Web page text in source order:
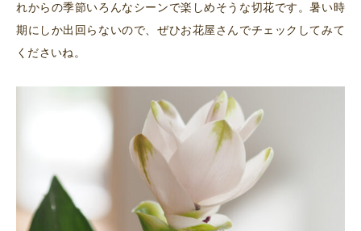
れからの季節いろんなシーンで楽しめそうな切花です。暑い時
期にしか出回らないので、ぜひお花屋さんでチェックしてみて
くださいね。